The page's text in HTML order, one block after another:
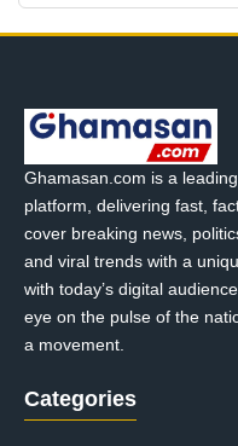
Ghamasan.com is a
platform, delivering fast,
cover breaking news,
and viral trends with a
with today’s digital
eye on the pulse of the
a movement.
Categories